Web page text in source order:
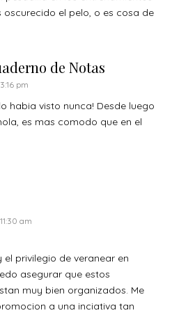
oscurecido el pelo, o es cosa de
de Notas
pm
habia visto nunca! Desde luego
es mas comodo que en el
am
el privilegio de veranear en
asegurar que estos
muy bien organizados. Me
a una inciativa tan